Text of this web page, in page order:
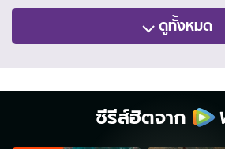
ดูทั้งหมด
ซีรีส์ฮิตจาก